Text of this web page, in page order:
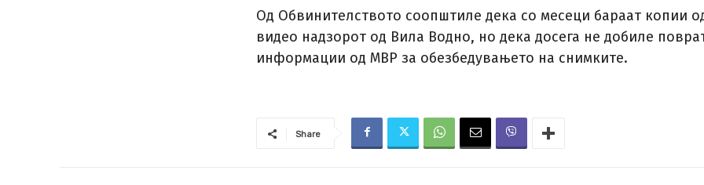
Од Обвинителството соопштиле дека со месеци бараат копии
видео надзорот од Вила Водно, но дека досега не добиле
информации од МВР за обезбедувањето на снимките.
Share